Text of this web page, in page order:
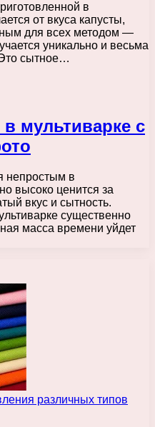
в
от вкуса капусты,
для всех методом —
уникально и весьма
сытное…
мультиварке с
непростым в
высоко ценится за
вкус и сытность.
существенно
масса времени уйдет
различных типов